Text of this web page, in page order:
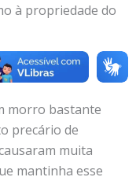
à propriedade do
morro bastante
precário de
muita
mantinha esse